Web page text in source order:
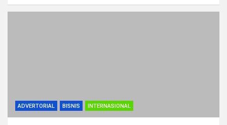
ADVERTORIAL BISNIS INTERNASIONAL